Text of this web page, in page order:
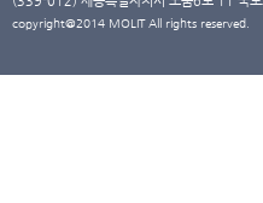
copyright@2014 MOLIT All rights reserved.